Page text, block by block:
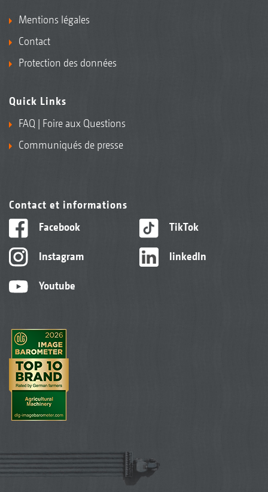
Mentions légales
Contact
Protection des données
Quick Links
FAQ | Foire aux Questions
Communiqués de presse
Contact et informations
Facebook
Instagram
Youtube
TikTok
linkedIn